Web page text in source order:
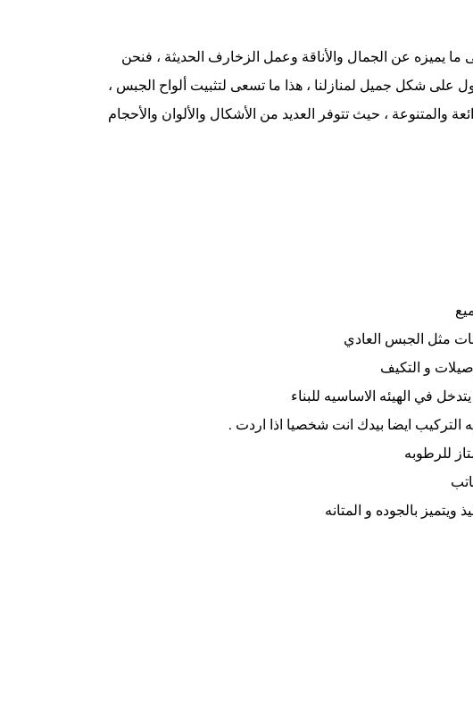
ما يميزه عن الجمال والأناقة وعمل الزخارف الحديثة ، فنحن
شكل جميل لمنازلنا ، هذا ما تسعى لتثبيت ألواح الجبس ،
، حيث تتوفر العديد من الأشكال والألوان والأحجام
مثل الجبس العادي
و التكيف
في الهيئه الاساسيه للبناء
التركيب ايضا بيدك انت شخصيا اذا اردت .
للرطوبه
بالجوده و المتانه